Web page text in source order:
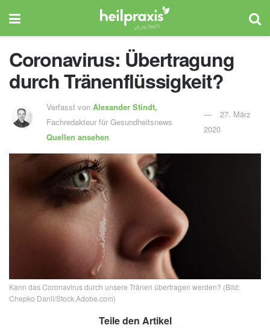
Coronavirus: Übertragung
durch Tränenflüssigkeit?
Verfasst vonAlexander Stindt,
Fachredakteur für Gesundheitsnews
Quellen ansehen
27. März
2020
Kann das Coronavirus durch unsere Tränen übertragen werden? (Bild:
Chepko Danil/Stock.Adobe.com)
Teile den Artikel